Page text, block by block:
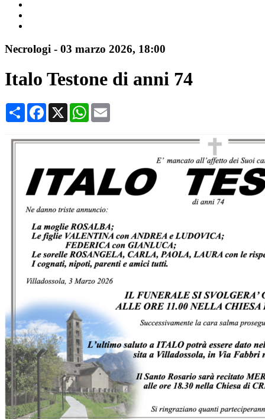
Necrologi - 03 marzo 2026, 18:00
Italo Testone di anni 74
CondividiFacebook
X WhatsApp